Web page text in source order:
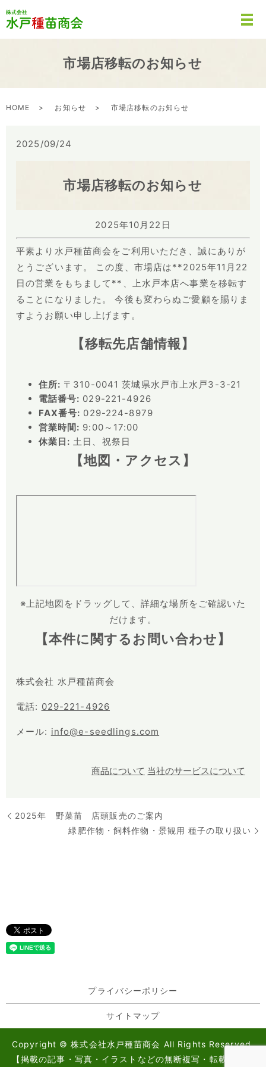
市場店移転のお知らせ
HOME お知らせ 市場店移転のお知らせ
2025/09/24
市場店移転のお知らせ
2025年10月22日
平素より水戸種苗商会をご利用いただき、誠にありが
とうございます。 この度、市場店は**2025年11月22
日の営業をもちまして**、上水戸本店へ事業を移転す
ることになりました。 今後も変わらぬご愛顧を賜りま
すようお願い申し上げます。
【移転先店舗情報】
住所: 〒310-0041 茨城県水戸市上水戸3-3-21
電話番号: 029-221-4926
FAX番号: 029-224-8979
営業時間: 9:00～17:00
休業日: 土日、祝祭日
【地図・アクセス】
※上記地図をドラッグして、詳細な場所をご確認いた
だけます。
【本件に関するお問い合わせ】
株式会社 水戸種苗商会
電話: 029-221-4926
メール: info@e-seedlings.com
商品について 当社のサービスについて
2025年 野菜苗 店頭販売のご案内
緑肥作物・飼料作物・景観用 種子の取り扱い
プライバシーポリシー
サイトマップ
Copyright © 株式会社水戸種苗商会 All Rights Reserved.
【掲載の記事・写真・イラストなどの無断複写・転載を禁じ